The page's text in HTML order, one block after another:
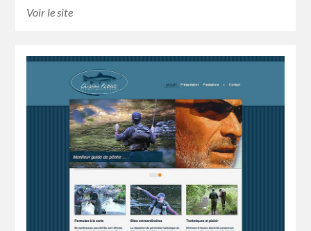
Voir le site